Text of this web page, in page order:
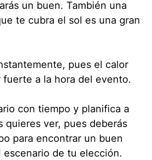
un buen. También una
te cubra el sol es una gran
pues el calor
fuerte a la hora del evento.
con tiempo y planifica a
quieres ver, pues deberás
para encontrar un buen
escenario de tu elección.